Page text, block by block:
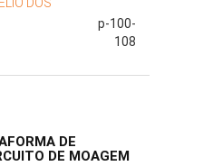
p-100-
108
DE
DE MOAGEM